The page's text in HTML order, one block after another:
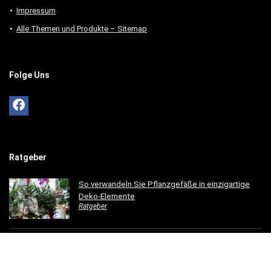
Impressum
Alle Themen und Produkte – Sitemap
Folge Uns
Ratgeber
So verwandeln Sie Pflanzgefäße in einzigartige
Deko-Elemente
Ratgeber